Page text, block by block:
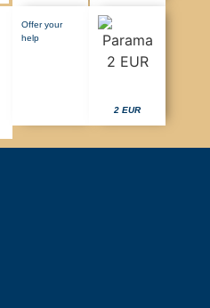
Offer your
help
2 EUR